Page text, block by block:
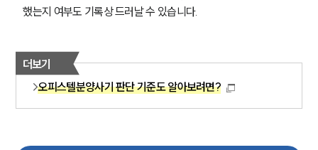
했는지 여부도 기록상 드러날 수 있습니다.
더보기
오피스텔분양사기 판단 기준도 알아보려면?